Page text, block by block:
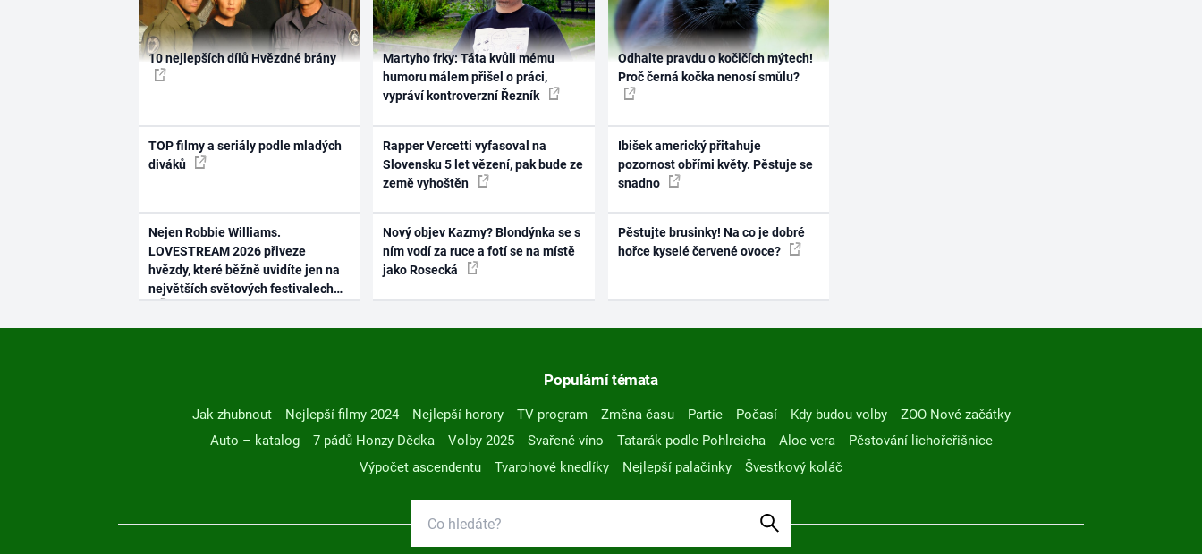
10 nejlepších dílů Hvězdné brány
TOP filmy a seriály podle mladých
diváků
Nejen Robbie Williams.
LOVESTREAM 2026 přiveze
hvězdy, které běžně uvidíte jen na
největších světových festivalech
Martyho frky: Táta kvůli mému
humoru málem přišel o práci,
vypráví kontroverzní Řezník
Rapper Vercetti vyfasoval na
Slovensku 5 let vězení, pak bude ze
země vyhoštěn
Nový objev Kazmy? Blondýnka se s
ním vodí za ruce a fotí se na místě
jako Rosecká
Odhalte pravdu o kočičích mýtech!
Proč černá kočka nenosí smůlu?
Ibišek americký přitahuje
pozornost obřími květy. Pěstuje se
snadno
Pěstujte brusinky! Na co je dobré
hořce kyselé červené ovoce?
Populární témata
Jak zhubnout Nejlepší filmy 2024 Nejlepší horory TV program Změna času Partie Počasí Kdy budou volby
ZOO Nové začátky
Auto – katalog
7 pádů Honzy Dědka Volby 2025 Svařené víno Tatarák podle Pohlreicha Aloe vera
Pěstování lichořeřišnice
Výpočet ascendentu
Tvarohové knedlíky Nejlepší palačinky Švestkový koláč